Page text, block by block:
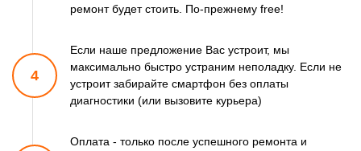
ремонтбудет стоить. По-прежнему free!
4
Если наше предложение Вас устроит, мы
максимально быстро устраним неполадку. Если не
устроит забирайте смартфон без оплаты
диагностики (или вызовите курьера)
Оплата - только после успешного ремонта и